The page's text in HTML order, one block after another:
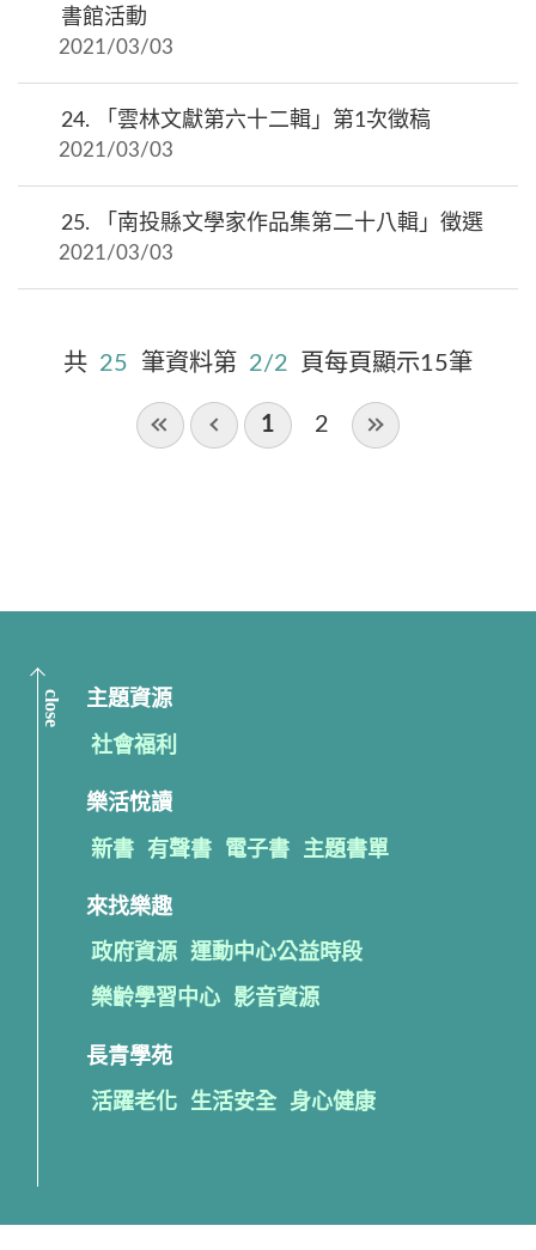
書館活動
2021/03/03
24. 「雲林文獻第六十二輯」第1次徵稿
2021/03/03
25. 「南投縣文學家作品集第二十八輯」徵選
2021/03/03
共 25 筆資料第 2/2 頁每頁顯示15筆
1 2
close 主題資源
社會福利
樂活悅讀
新書 有聲書 電子書 主題書單
來找樂趣
政府資源 運動中心公益時段
樂齡學習中心 影音資源
長青學苑
活躍老化 生活安全 身心健康